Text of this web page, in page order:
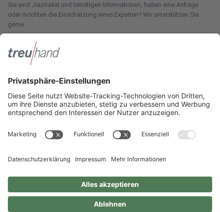
Sie sind Journalist und benötigen Informationen, haben eine Anfrage
oder möchten die Einschätzung eines Experten? Wir unterstützen Sie
gerne.
Innotax
forstwirtschaftlichen Betrieb oder kommen aus dem Handwerk und
suchen einen Steuerberater? Bei der Innotax bieten wir Ihnen individuelle
Beratung für jede Lebensphase.
Die Innotax kennenlernen
Social Media
Sie uns einfach auf unseren Social-Media-Kanälen.
Impressum